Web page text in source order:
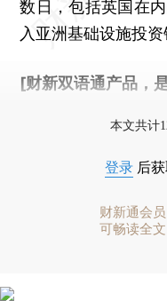
数日，包括英国在
入亚洲基础设施投资
[财新双语通产品，
本文共计
登录 后
财新通会员
可畅读全文